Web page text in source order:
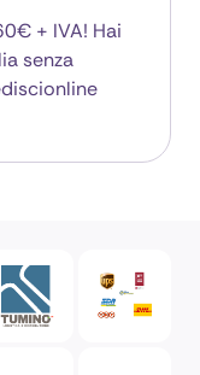
+ IVA! Hai
senza